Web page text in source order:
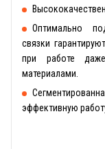
Оптимально
связки
при работе
материалами.
эффективную